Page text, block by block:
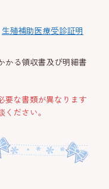
生殖補助医療受診証明
かる領収書及び明細書
要な書類が異なります
ださい。